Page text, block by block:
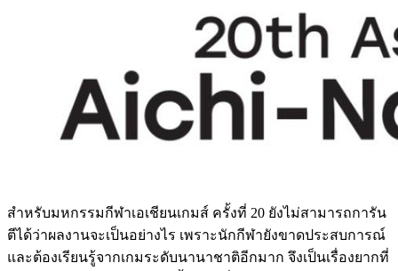
สำหรับมหกรรมกีฬาเอเชียนเกมส์ ครั้งที่ 20 ยังไม่สามารถการัน
ตีได้ว่าผลงานจะเป็นอย่างไร เพราะนักกีฬายังขาดประสบการณ์
และต้องเรียนรู้จากเกมระดับนานาชาติอีกมาก จึงเป็นเรื่องยากที่